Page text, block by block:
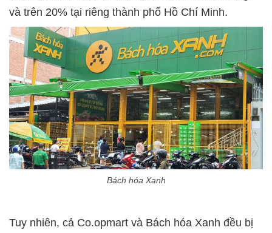
và trên 20% tại riêng thành phố Hồ Chí Minh.
Bách hóa Xanh
Tuy nhiên, cả Co.opmart và Bách hóa Xanh đều bị